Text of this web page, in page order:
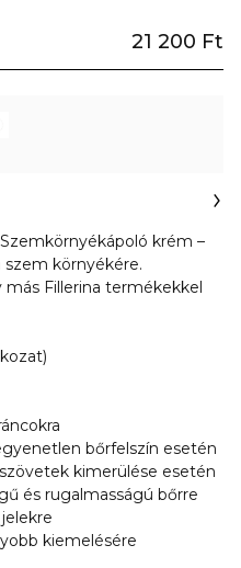
21 200 Ft
krém –
szem környékére.
Fillerina termékekkel
bőrfelszín esetén
kimerülése esetén
és rugalmasságú bőrre
kiemelésére